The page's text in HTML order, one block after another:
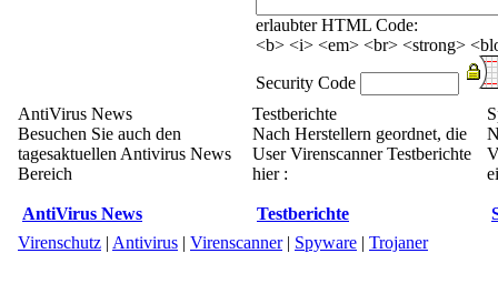
erlaubter HTML Code:
<b> <i> <em> <br> <strong>
Security Code
AntiVirus News
Besuchen Sie auch den
tagesaktuellen Antivirus News
Bereich
AntiVirus News
Testberichte
Nach Herstellern geordnet, die
User Virenscanner Testberichte
hier :
Testberichte
Virenschutz | Antivirus | Virenscanner| Spyware | Trojaner